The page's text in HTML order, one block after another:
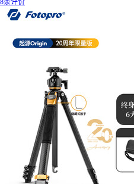
8条评价